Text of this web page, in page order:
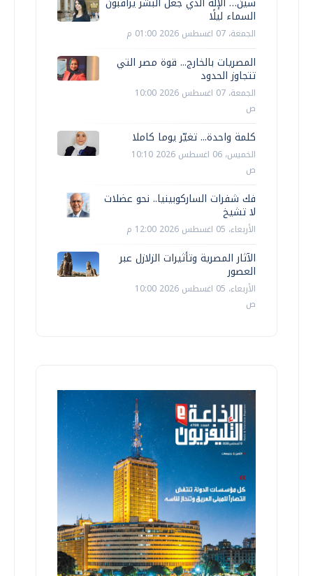
السماء ليلًا
الجمعة، 07 اغسطس 2026 01:00 م
المصريات بالخارج... قوة مصر التي
تتجاوز الحدود
الجمعة، 07 اغسطس 2026 10:00
ص
كلمة واحدة... تغيّر يوما كاملا
الخميس، 06 اغسطس 2026 10:10
ص
فك شفرات الساركوبينيا.. نحو عضلات
لا تشيخ
الأربعاء، 05 اغسطس 2026 12:00 م
الآثار المصرية وتأثيرات الزلازل عبر
العصور
الأربعاء، 05 اغسطس 2026 10:00
ص